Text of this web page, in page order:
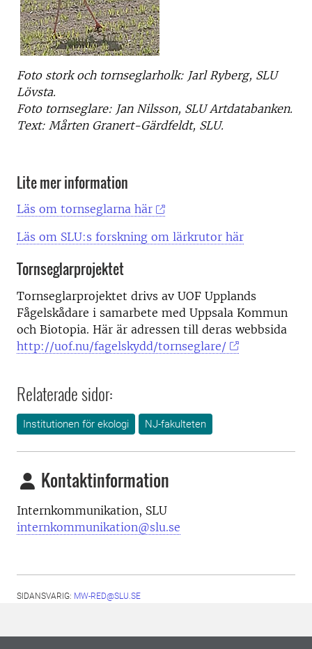
Foto stork och tornseglarholk: Jarl Ryberg, SLU
Lövsta.
Foto tornseglare: Jan Nilsson, SLU Artdatabanken.
Text: Mårten Granert-Gärdfeldt, SLU.
Lite mer information
Läs om tornseglarna här
Läs om SLU:s forskning om lärkrutor här
Tornseglarprojektet
Tornseglarprojektet drivs av UOF Upplands
Fågelskådare i samarbete med Uppsala Kommun
och Biotopia. Här är adressen till deras webbsida
http://uof.nu/fagelskydd/tornseglare/
Relaterade sidor:
Institutionen för ekologi NJ-fakulteten
Kontaktinformation
Internkommunikation, SLU
internkommunikation@slu.se
SIDANSVARIG: MW-RED@SLU.SE